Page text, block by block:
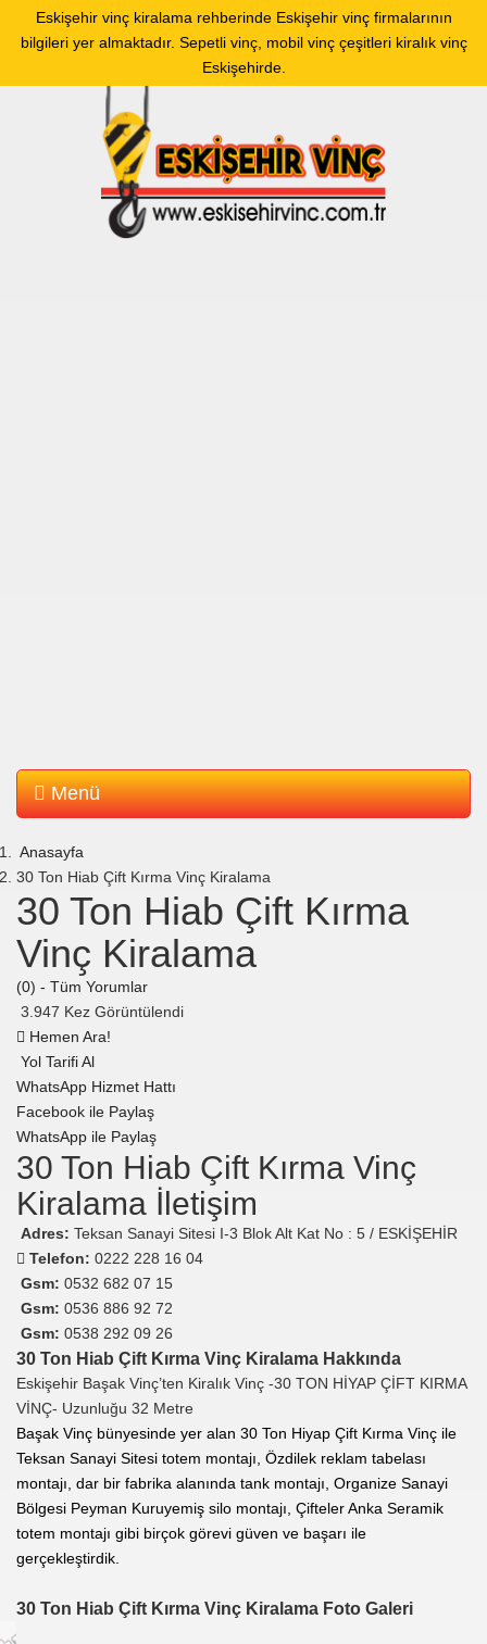
Eskişehir vinç kiralama rehberinde Eskişehir vinç firmalarının
bilgileri yer almaktadır. Sepetli vinç, mobil vinç çeşitleri kiralık vinç
Eskişehirde.
Menü
Anasayfa
30 Ton Hiab Çift Kırma Vinç Kiralama
30 Ton Hiab Çift Kırma
Vinç Kiralama
(0) - Tüm Yorumlar
3.947 Kez Görüntülendi
Hemen Ara!
Yol Tarifi Al
WhatsApp Hizmet Hattı
Facebook ile Paylaş
WhatsApp ile Paylaş
30 Ton Hiab Çift Kırma Vinç
Kiralama İletişim
Adres: Teksan Sanayi Sitesi I-3 Blok Alt Kat No : 5 / ESKİŞEHİR
Telefon: 0222 228 16 04
Gsm: 0532 682 07 15
Gsm: 0536 886 92 72
Gsm: 0538 292 09 26
30 Ton Hiab Çift Kırma Vinç Kiralama Hakkında
Eskişehir Başak Vinç’ten Kiralık Vinç -30 TON HİYAP ÇİFT KIRMA
VİNÇ- Uzunluğu 32 Metre
Başak Vinç bünyesinde yer alan 30 Ton Hiyap Çift Kırma Vinç ile
Teksan Sanayi Sitesi totem montajı, Özdilek reklam tabelası
montajı, dar bir fabrika alanında tank montajı, Organize Sanayi
Bölgesi Peyman Kuruyemiş silo montajı, Çifteler Anka Seramik
totem montajı gibi birçok görevi güven ve başarı ile
gerçekleştirdik.
30 Ton Hiab Çift Kırma Vinç Kiralama Foto Galeri